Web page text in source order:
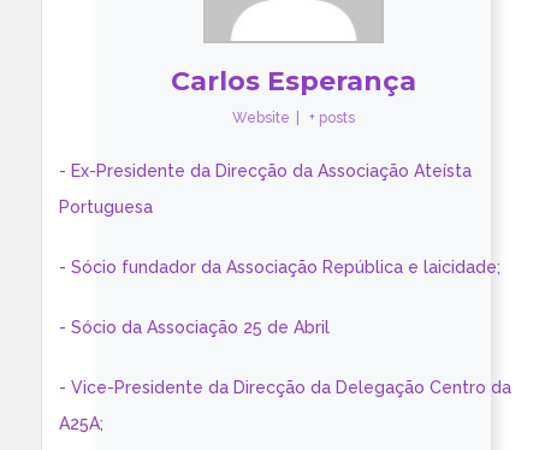
Carlos Esperança
Website + posts
- Ex-Presidente da Direcção da Associação Ateísta
Portuguesa
- Sócio fundador da Associação República e laicidade;
- Sócio da Associação 25 de Abril
- Vice-Presidente da Direcção da Delegação Centro da
A25A;